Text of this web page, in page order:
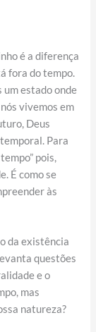
é a diferença
fora do tempo.
um estado onde
vivemos em
Deus
Para
pois,
É como se
às
da existência
questões
e o
mas
natureza?